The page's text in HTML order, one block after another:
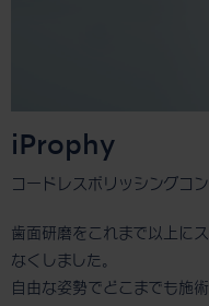
iProphy
コードレスポリッシングコ
歯面研磨をこれまで以上に
なくしました。
自由な姿勢でどこまでも施